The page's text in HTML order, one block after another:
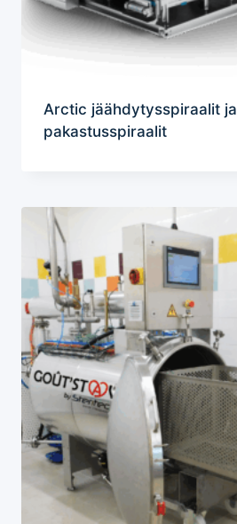
Arctic jäähdytysspiraalit ja
pakastusspiraalit